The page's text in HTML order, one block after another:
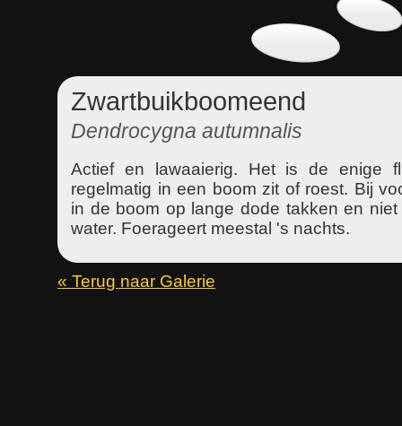
Zwartbuikboomeend
Dendrocygna autumnalis
Actief en lawaaierig. Het is de enige
regelmatig in een boom zit of roest. Bij
in de boom op lange dode takken en niet
water. Foerageert meestal 's nachts.
« Terug naar Galerie